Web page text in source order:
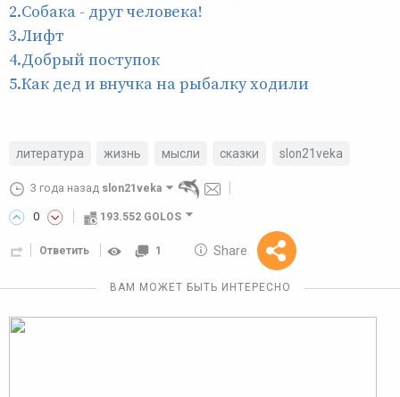
2.Собака - друг человека!
3.Лифт
4.Добрый поступок
5.Как дед и внучка на рыбалку ходили
литература жизнь мысли сказки slon21veka
3 года назад slon21veka
0 193.552 GOLOS
Ответить 1 Share
Reward
10 GOLOS
ВАМ МОЖЕТ БЫТЬ ИНТЕРЕСНО